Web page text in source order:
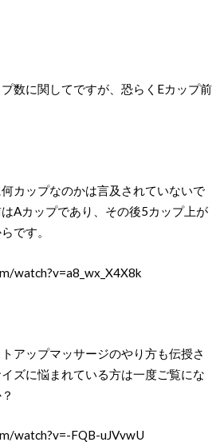
数に関してですが、恐らくEカップ前
カップなのかは言及されていないで
Aカップであり、その後5カップ上が
です。
watch?v=a8_wx_X4X8k
アップマッサージのやり方も伝授さ
ズに悩まれている方は一度ご覧にな
watch?v=-FQB-uJVvwU